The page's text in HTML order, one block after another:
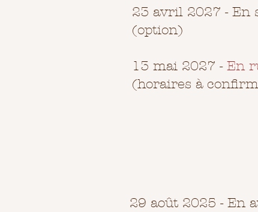
23 avril 2027 - En
(option)
13 mai 2027 - En
(horaires à
29 août 2025 - En